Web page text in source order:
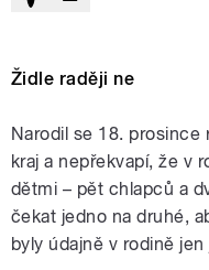
Židle raději ne
Narodil se 18. prosince
kraj a nepřekvapí, že v
dětmi – pět chlapců a
čekat jedno na druhé,
byly údajně v rodině jen